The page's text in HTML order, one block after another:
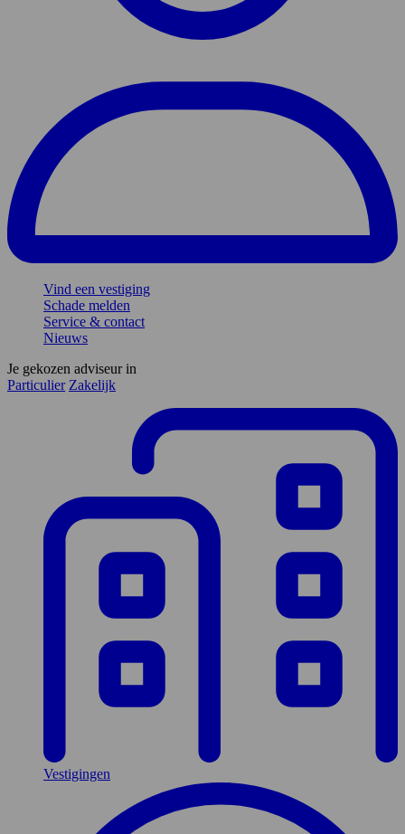
Vind een vestiging
Schade melden
Service & contact
Nieuws
Je gekozen adviseur in
Particulier Zakelijk
Vestigingen